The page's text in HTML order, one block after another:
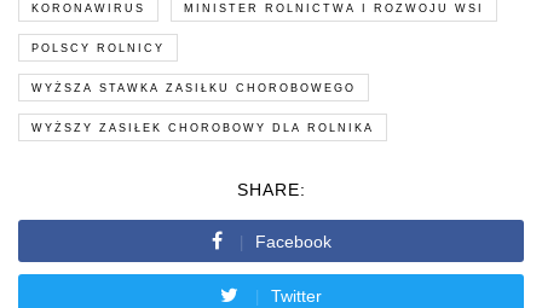
KORONAWIRUS MINISTER ROLNICTWA I ROZWOJU WSI
POLSCY ROLNICY
WYŻSZA STAWKA ZASIŁKU CHOROBOWEGO
WYŻSZY ZASIŁEK CHOROBOWY DLA ROLNIKA
SHARE:
Facebook
Twitter